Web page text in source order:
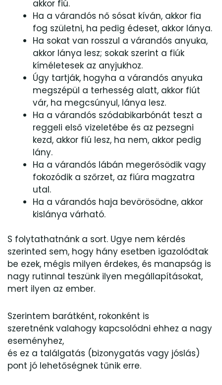
akkor fiú.
Ha a várandós nő sósat kíván, akkor fia
fog születni, ha pedig édeset, akkor lánya.
Ha sokat van rosszul a várandós anyuka,
akkor lánya lesz; sokak szerint a fiúk
kíméletesek az anyjukhoz.
Úgy tartják, hogyha a várandós anyuka
megszépül a terhesség alatt, akkor fiút
vár, ha megcsúnyul, lánya lesz.
Ha a várandós szódabikarbónát teszt a
reggeli első vizeletébe és az pezsegni
kezd, akkor fiú lesz, ha nem, akkor pedig
lány.
Ha a várandós lábán megerősödik vagy
fokozódik a szőrzet, az fiúra magzatra
utal.
Ha a várandós haja bevörösödne, akkor
kislánya várható.
S folytathatnánk a sort. Ugye nem kérdés
szerinted sem, hogy hány esetben igazolódtak
be ezek, mégis milyen érdekes, és manapság is
nagy rutinnal teszünk ilyen megállapításokat,
mert ilyen az ember.
Szerintem barátként, rokonként is
szeretnénk valahogy kapcsolódni ehhez a nagy
eseményhez,
és ez a találgatás (bizonygatás vagy jóslás)
pont jó lehetőségnek tűnik erre.